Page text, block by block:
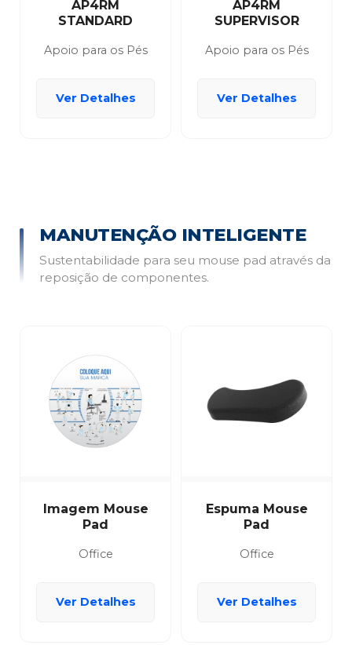
AP4RM
STANDARD
Apoio para os Pés
Ver Detalhes
AP4RM
SUPERVISOR
Apoio para os Pés
Ver Detalhes
MANUTENÇÃO INTELIGENTE
Sustentabilidade para seu mouse pad através da
reposição de componentes.
Imagem Mouse
Pad
Office
Ver Detalhes
Espuma Mouse
Pad
Office
Ver Detalhes